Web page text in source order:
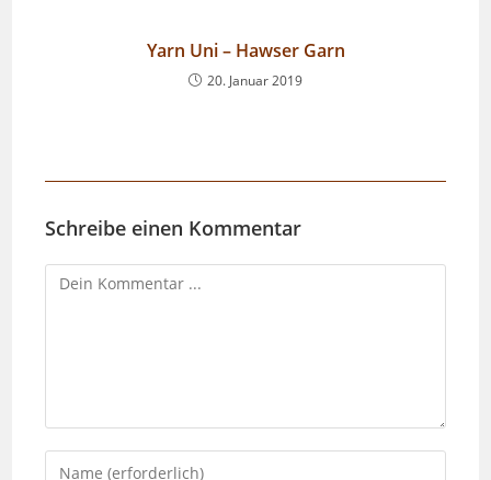
Yarn Uni – Hawser Garn
20. Januar 2019
Schreibe einen Kommentar
Kommentieren
Gib